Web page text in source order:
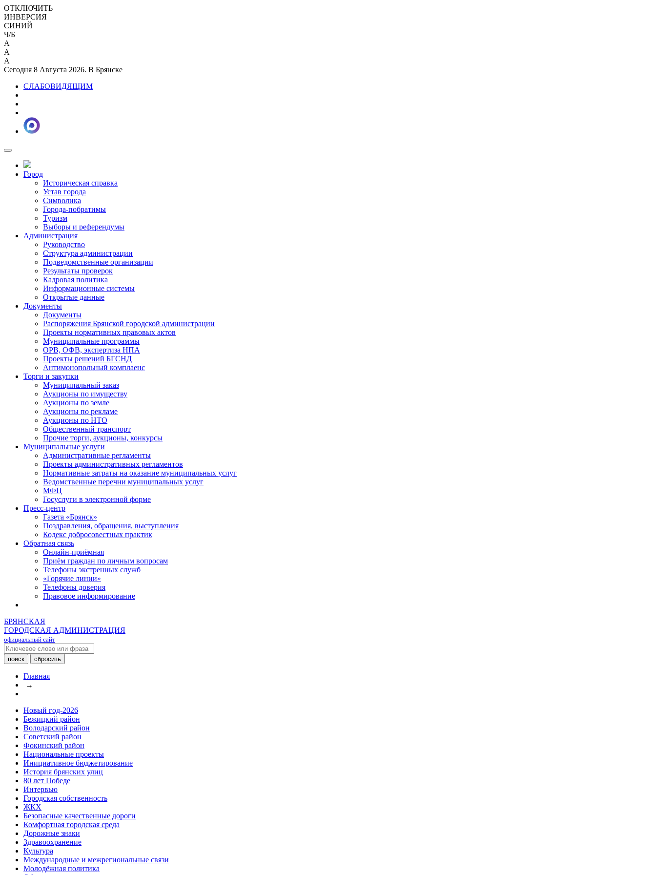
ОТКЛЮЧИТЬ
ИНВЕРСИЯ
СИНИЙ
Ч/Б
A
A
A
Сегодня 8 Августа 2026. В Брянске
СЛАБОВИДЯЩИМ
Город
Историческая справка
Устав города
Символика
Города-побратимы
Туризм
Выборы и референдумы
Администрация
Руководство
Структура администрации
Подведомственные организации
Результаты проверок
Кадровая политика
Информационные системы
Открытые данные
Документы
Документы
Распоряжения Брянской городской администрации
Проекты нормативных правовых актов
Муниципальные программы
ОРВ, ОФВ, экспертиза НПА
Проекты решений БГСНД
Антимонопольный комплаенс
Торги и закупки
Муниципальный заказ
Аукционы по имуществу
Аукционы по земле
Аукционы по рекламе
Аукционы по НТО
Общественный транспорт
Прочие торги, аукционы, конкурсы
Муниципальные услуги
Административные регламенты
Проекты административных регламентов
Нормативные затраты на оказание муниципальных услуг
Ведомственные перечни муниципальных услуг
МФЦ
Госуслуги в электронной форме
Пресс-центр
Газета «Брянск»
Поздравления, обращения, выступления
Кодекс добросовестных практик
Обратная связь
Онлайн-приёмная
Приём граждан по личным вопросам
Телефоны экстренных служб
«Горячие линии»
Телефоны доверия
Правовое информирование
БРЯНСКАЯ
ГОРОДСКАЯ АДМИНИСТРАЦИЯ
официальный сайт
Главная
→
Новый год-2026
Бежицкий район
Володарский район
Советский район
Фокинский район
Национальные проекты
Инициативное бюджетирование
История брянских улиц
80 лет Победе
Интервью
Городская собственность
ЖКХ
Безопасные качественные дороги
Комфортная городская среда
Дорожные знаки
Здравоохранение
Культура
Международные и межрегиональные связи
Молодёжная политика